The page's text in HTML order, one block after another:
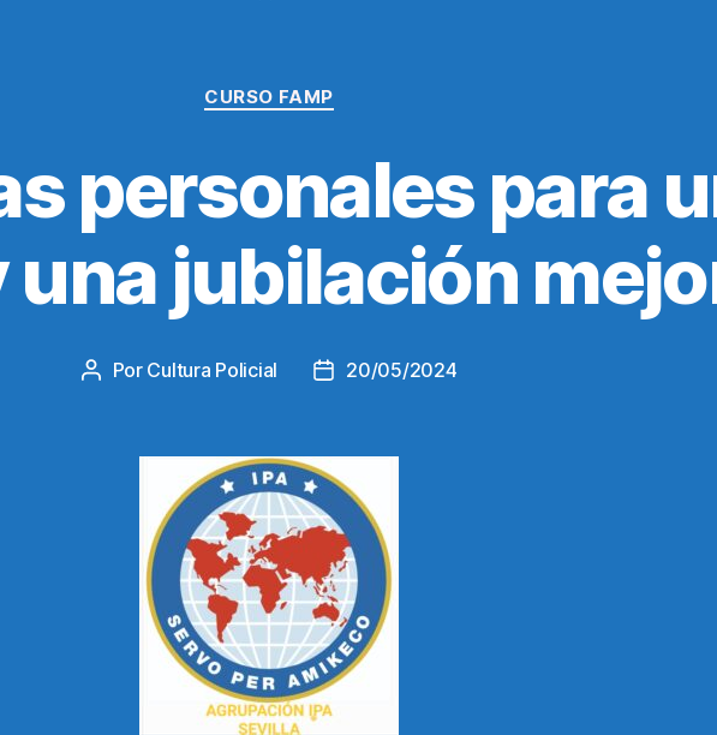
Categorías
CURSO FAMP
personales para
una jubilación
Autor
entrada
Por Cultura Policial
Fecha
entrada
20/05/2024